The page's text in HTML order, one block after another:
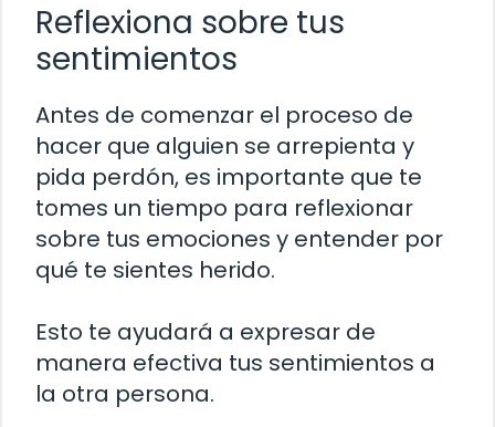
Reflexiona sobre tus
sentimientos
Antes de comenzar el proceso de
hacer que alguien se arrepienta y
pida perdón, es importante que te
tomes un tiempo para reflexionar
sobre tus emociones y entender por
qué te sientes herido.
Esto te ayudará a expresar de
manera efectiva tus sentimientos a
la otra persona.